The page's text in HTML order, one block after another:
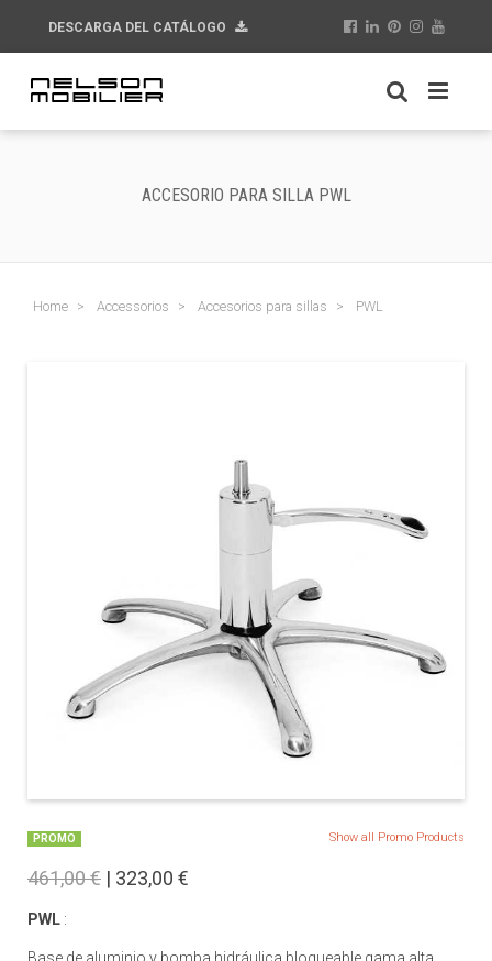
DESCARGA DEL CATÁLOGO
ACCESORIO PARA SILLA PWL
Home Accessorios Accesorios para sillas PWL
PROMO Show all Promo Products
461,00 € | 323,00 €
PWL :